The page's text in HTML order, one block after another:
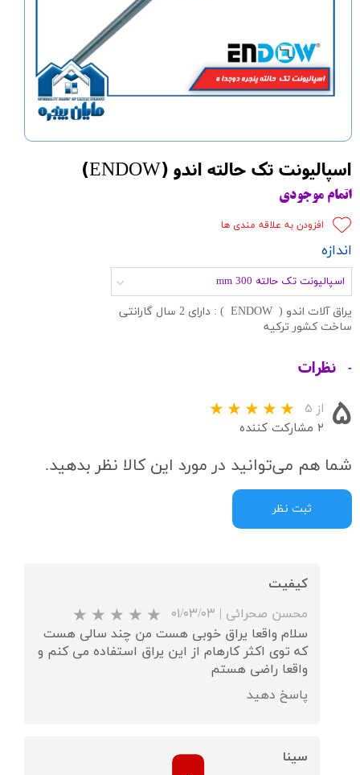
اسپالیونت تک حالته اندو (ENDOW)
اتمام موجودی
یراق آلات اندو ( ENDOW ) : دارای 2 سال گارانتی
ساخت کشور ترکیه
اندازه
اسپالیونت تک حالته mm 300
افزودن به علاقه مندی ها
نظرات
۵ از ۵
۲ مشارکت کننده
شما هم می‌توانید در مورد این کالا نظر بدهید.
ثبت نظر
کیفیت
محسن صحرائی | ۰۱/۰۳/۰۳
سلام واقعا یراق خوبی هست من چند سالی هست
که توی اکثر کارهام از این یراق استفاده می کنم و
واقعا راضی هستم
پاسخ دهید
سینا